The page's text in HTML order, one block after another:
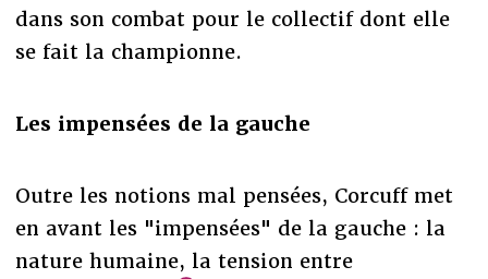
dans son combat pour le collectif dont elle
se fait la championne.
Les impensées de la gauche
Outre les notions mal pensées, Corcuff met
en avant les "impensées" de la gauche : la
nature humaine, la tension entre